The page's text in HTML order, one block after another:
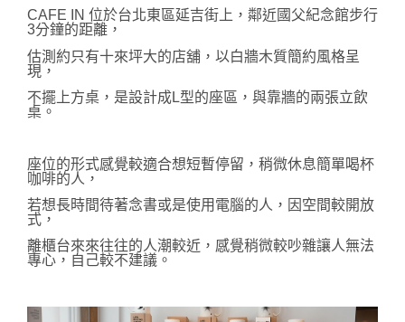
CAFE IN 位於台北東區延吉街上，鄰近國父紀念館步行
3分鐘的距離，
估測約只有十來坪大的店舖，以白牆木質簡約風格呈
現，
不擺上方桌，是設計成L型的座區，與靠牆的兩張立飲
桌。
座位的形式感覺較適合想短暫停留，稍微休息簡單喝杯
咖啡的人，
若想長時間待著念書或是使用電腦的人，因空間較開放
式，
離櫃台來來往往的人潮較近，感覺稍微較吵雜讓人無法
專心，自己較不建議。